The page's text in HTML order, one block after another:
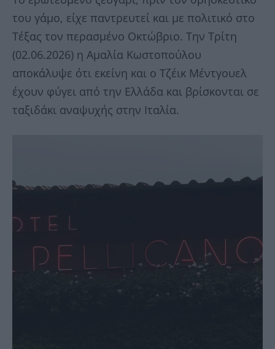
του γάμο, είχε παντρευτεί και με πολιτικό στο
Τέξας τον περασμένο Οκτώβριο. Την Τρίτη
(02.06.2026) η Αμαλία Κωστοπούλου
αποκάλυψε ότι εκείνη και ο Τζέικ Μέντγουελ
έχουν φύγει από την Ελλάδα και βρίσκονται σε
ταξιδάκι αναψυχής στην Ιταλία.